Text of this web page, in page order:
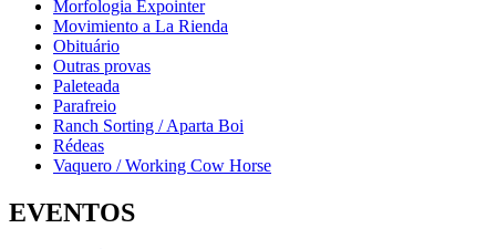
Morfologia Expointer
Movimiento a La Rienda
Obituário
Outras provas
Paleteada
Parafreio
Ranch Sorting / Aparta Boi
Rédeas
Vaquero / Working Cow Horse
EVENTOS